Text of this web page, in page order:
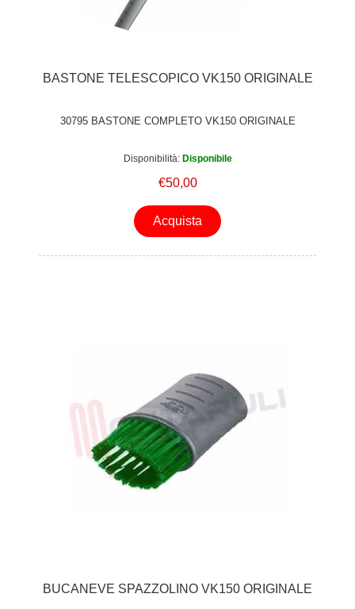
BASTONE TELESCOPICO VK150 ORIGINALE
30795 BASTONE COMPLETO VK150 ORIGINALE
Disponibilità: Disponibile
€50,00
Acquista
BUCANEVE SPAZZOLINO VK150 ORIGINALE